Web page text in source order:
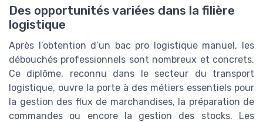
Des opportunités variées dans la filière
logistique
Après l’obtention d’un bac pro logistique manuel, les
débouchés professionnels sont nombreux et concrets.
Ce diplôme, reconnu dans le secteur du transport
logistique, ouvre la porte à des métiers essentiels pour
la gestion des flux de marchandises, la préparation de
commandes ou encore la gestion des stocks. Les